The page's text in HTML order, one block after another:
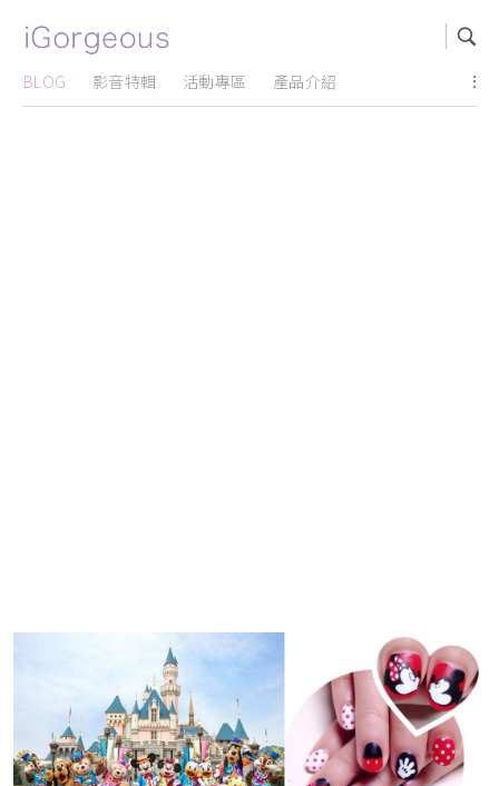
BLOG 影音特輯 活動專區 產品介紹 ...